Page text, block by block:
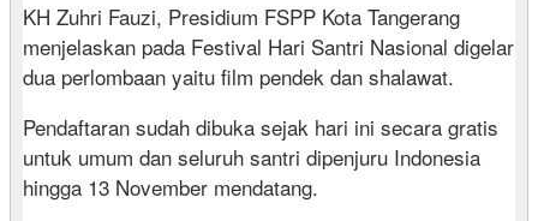
KH Zuhri Fauzi, Presidium FSPP Kota Tangerang
menjelaskan pada Festival Hari Santri Nasional digelar
dua perlombaan yaitu film pendek dan shalawat.
Pendaftaran sudah dibuka sejak hari ini secara gratis
untuk umum dan seluruh santri dipenjuru Indonesia
hingga 13 November mendatang.